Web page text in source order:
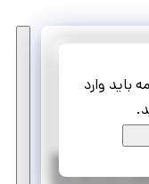
باید وارد
جزئیات بیشتر